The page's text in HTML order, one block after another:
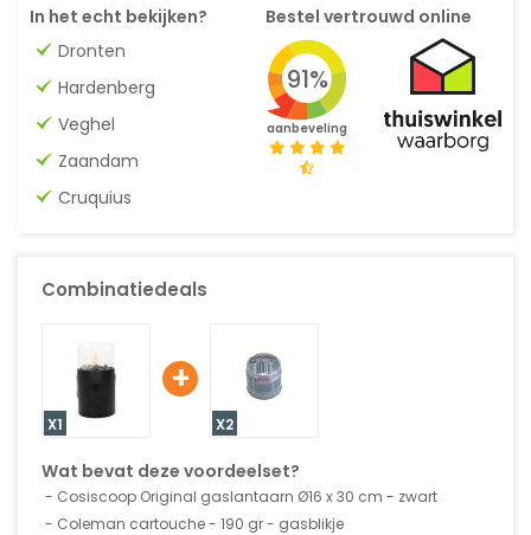
In het echt bekijken?
Dronten
Hardenberg
Veghel
Zaandam
Cruquius
Bestel vertrouwd online
91%
aanbeveling
Combinatiedeals
X1
+
X2
Wat bevat deze voordeelset?
Cosiscoop Original gaslantaarn Ø16 x 30 cm - zwart
Coleman cartouche - 190 gr - gasblikje